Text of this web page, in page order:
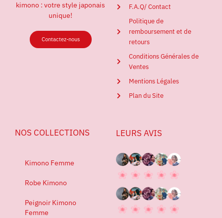
kimono : votre style japonais
unique!
Contactez-nous
F.A.Q/ Contact
Politique de
remboursement et de
retours
Conditions Générales de
Ventes
Mentions Légales
Plan du Site
NOS COLLECTIONS
Kimono Femme
Robe Kimono
Peignoir Kimono
Femme
LEURS AVIS